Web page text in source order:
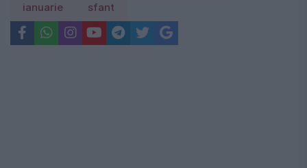
ianuarie sfant